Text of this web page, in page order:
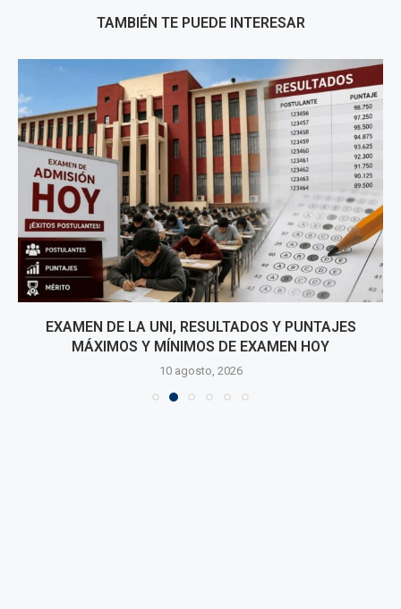
TAMBIÉN TE PUEDE INTERESAR
EXAMEN DE LA UNI, RESULTADOS Y PUNTAJES
MÁXIMOS Y MÍNIMOS DE EXAMEN HOY
10 agosto, 2026